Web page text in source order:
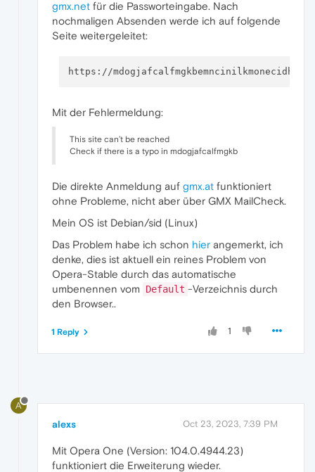
gmx.net für die Passworteingabe. Nach
nochmaligen Absenden werde ich auf folgende
Seite weitergeleitet:
Mit der Fehlermeldung:
This site can’t be reached
Check if there is a typo in mdogjafcalfmgkb
Die direkte Anmeldung auf gmx.at funktioniert
ohne Probleme, nicht aber über GMX MailCheck.
Mein OS ist Debian/sid (Linux)
Das Problem habe ich schon hier angemerkt, ich
denke, dies ist aktuell ein reines Problem von
Opera-Stable durch das automatische
umbenennen vom
Default -Verzeichnis durch
den Browser..
1
1 Reply
A
alexs Oct 23, 2023, 7:39 PM
Mit Opera One (Version: 104.0.4944.23)
funktioniert die Erweiterung wieder.